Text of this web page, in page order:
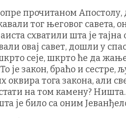
прочитаном Апостолу,
тог његовог савета,
схватили шта је тајна
овај савет, дошли у
сеје, шкрто ће да
је закон, браћо и
тога закона, али
на том камену?
је било са оним